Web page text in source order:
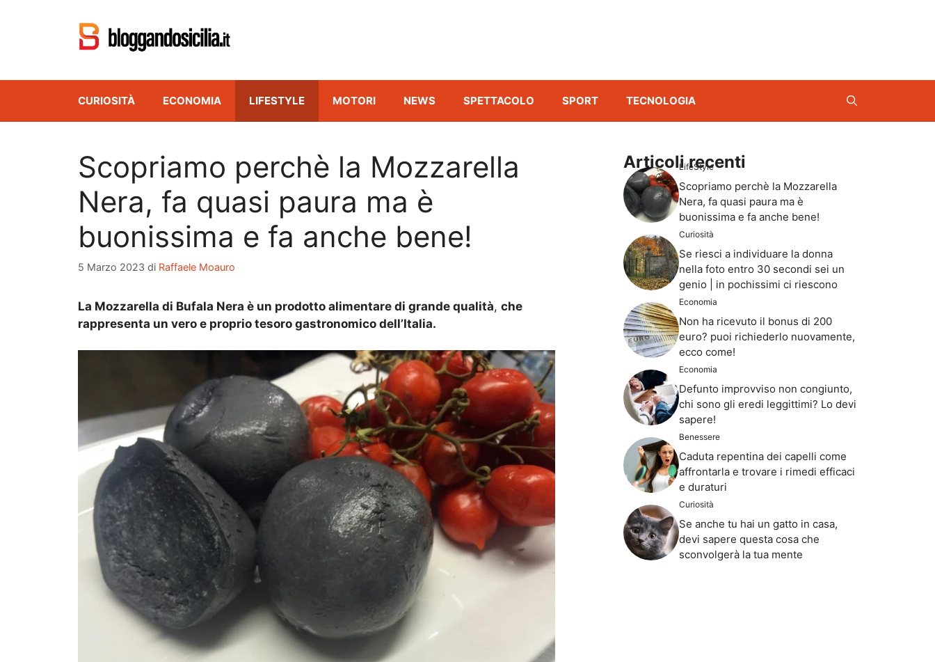
CURIOSITÀ ECONOMIA LIFESTYLE MOTORI NEWS SPETTACOLO SPORT TECNOLOGIA
Scopriamo perchè la Mozzarella
Nera, fa quasi paura ma è
buonissima e fa anche bene!
5 Marzo 2023 di Raffaele Moauro
La Mozzarella di Bufala Nera è un prodotto alimentare di grande qualità, che
rappresenta un vero e proprio tesoro gastronomico dell’Italia.
Articoli recenti
LifeStyle
Scopriamo perchè la Mozzarella
Nera, fa quasi paura ma è
buonissima e fa anche bene!
Curiosità
Se riesci a individuare la donna
nella foto entro 30 secondi sei un
genio | in pochissimi ci riescono
Economia
Non ha ricevuto il bonus di 200
euro? puoi richiederlo nuovamente,
ecco come!
Economia
Defunto improvviso non congiunto,
chi sono gli eredi leggittimi? Lo devi
sapere!
Benessere
Caduta repentina dei capelli come
affrontarla e trovare i rimedi efficaci
e duraturi
Curiosità
Se anche tu hai un gatto in casa,
devi sapere questa cosa che
sconvolgerà la tua mente